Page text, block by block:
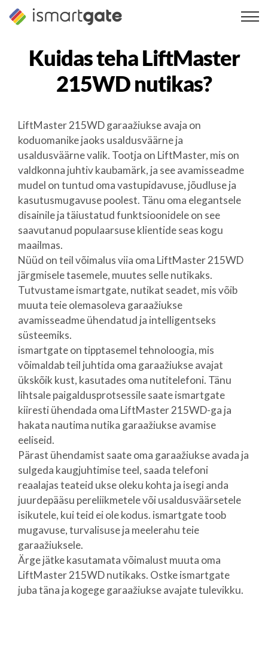
Skip
Kuidas tehaLiftMaster
215WDnutikas?
LiftMaster 215WD garaažiukse avaja on
koduomanike jaoks usaldusväärne ja
usaldusväärne valik. Tootja on LiftMaster, mis on
valdkonna juhtiv kaubamärk, ja see avamisseadme
mudel on tuntud oma vastupidavuse, jõudluse ja
kasutusmugavuse poolest. Tänu oma elegantsele
disainile ja täiustatud funktsioonidele on see
saavutanud populaarsuse klientide seas kogu
maailmas.
Nüüd on teil võimalus viia oma LiftMaster 215WD
järgmisele tasemele, muutes selle nutikaks.
Tutvustame ismartgate, nutikat seadet, mis võib
muuta teie olemasoleva garaažiukse
avamisseadme ühendatud ja intelligentseks
süsteemiks.
ismartgate on tipptasemel tehnoloogia, mis
võimaldab teil juhtida oma garaažiukse avajat
ükskõik kust, kasutades oma nutitelefoni. Tänu
lihtsale paigaldusprotsessile saate ismartgate
kiiresti ühendada oma LiftMaster 215WD-ga ja
hakata nautima nutika garaažiukse avamise
eeliseid.
Pärast ühendamist saate oma garaažiukse avada ja
sulgeda kaugjuhtimise teel, saada telefoni
reaalajas teateid ukse oleku kohta ja isegi anda
juurdepääsu pereliikmetele või usaldusväärsetele
isikutele, kui teid ei ole kodus. ismartgate toob
mugavuse, turvalisuse ja meelerahu teie
garaažiuksele.
Ärge jätke kasutamata võimalust muuta oma
LiftMaster 215WD nutikaks. Ostke ismartgate
juba täna ja kogege garaažiukse avajate tulevikku.